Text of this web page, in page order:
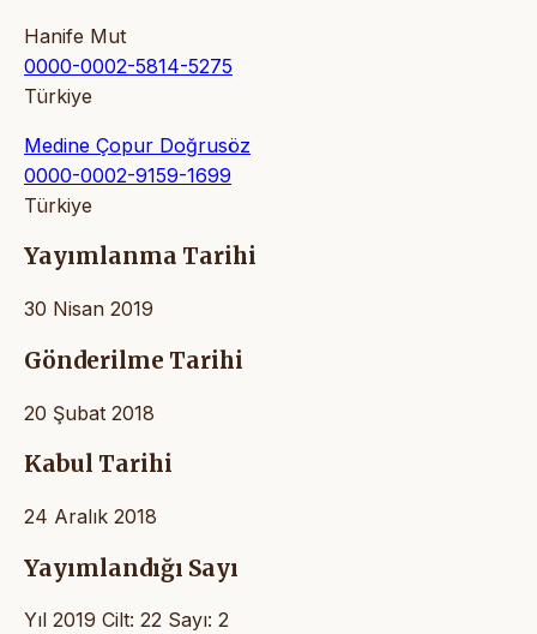
Hanife Mut
0000-0002-5814-5275
Türkiye
Medine Çopur Doğrusöz
0000-0002-9159-1699
Türkiye
Yayımlanma Tarihi
30 Nisan 2019
Gönderilme Tarihi
20 Şubat 2018
Kabul Tarihi
24 Aralık 2018
Yayımlandığı Sayı
Yıl 2019 Cilt: 22 Sayı: 2